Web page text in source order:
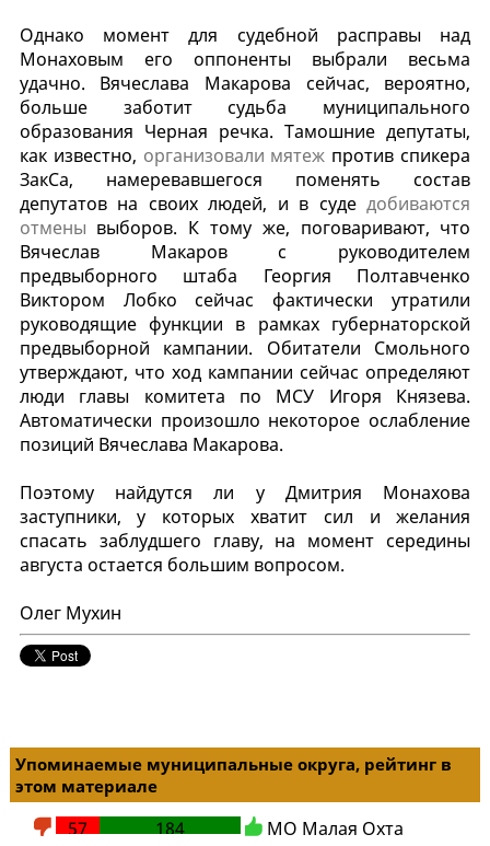
Однако момент для судебной расправы над
Монаховым его оппоненты выбрали весьма
удачно. Вячеслава Макарова сейчас, вероятно,
больше заботит судьба муниципального
образования Черная речка. Тамошние депутаты,
как известно, организовали мятеж против спикера
ЗакСа, намеревавшегося поменять состав
депутатов на своих людей, и в судедобиваются
отмены выборов. К тому же, поговаривают, что
Вячеслав Макаров с руководителем
предвыборного штаба Георгия Полтавченко
Виктором Лобко сейчас фактически утратили
руководящие функции в рамках губернаторской
предвыборной кампании. Обитатели Смольного
утверждают, что ход кампании сейчас определяют
люди главы комитета по МСУ Игоря Князева.
Автоматически произошло некоторое ослабление
позиций Вячеслава Макарова.
Поэтому найдутся ли у Дмитрия Монахова
заступники, у которых хватит сил и желания
спасать заблудшего главу, на момент середины
августа остается большим вопросом.
Олег Мухин
Упоминаемые муниципальные округа, рейтинг в
этом материале
57 184 МО Малая Охта